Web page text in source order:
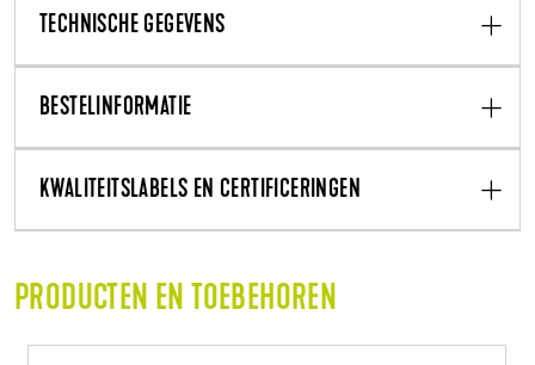
TECHNISCHE GEGEVENS
BESTELINFORMATIE
KWALITEITSLABELS EN CERTIFICERINGEN
PRODUCTEN EN TOEBEHOREN